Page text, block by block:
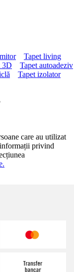
Tapet living
3D
Tapet autoadeziv
Tapet izolator
care au utilizat
privind